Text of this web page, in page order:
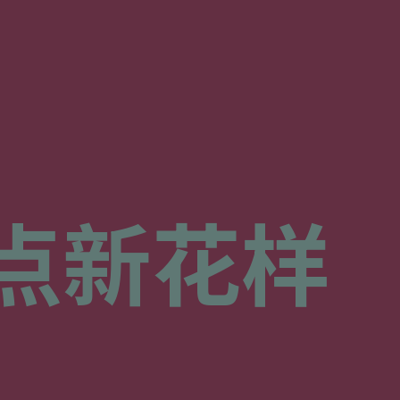
新花样